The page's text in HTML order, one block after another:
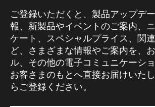
ご登録いただくと、製品アップデ
報、新製品やイベントのご案内、
ケート、スペシャルプライス、関
ど、さまざまな情報やご案内を、
ル、その他の電子コミュニケーショ
お客さまのもとへ直接お届けいた
らご登録ください。